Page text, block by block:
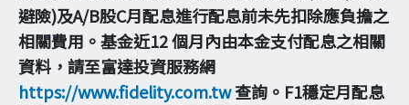
避險)及A/B股C月配息進行配息前未先扣除應負擔之
相關費用。基金近12 個月內由本金支付配息之相關
資料，請至富達投資服務網
https://www.fidelity.com.tw查詢。F1穩定月配息